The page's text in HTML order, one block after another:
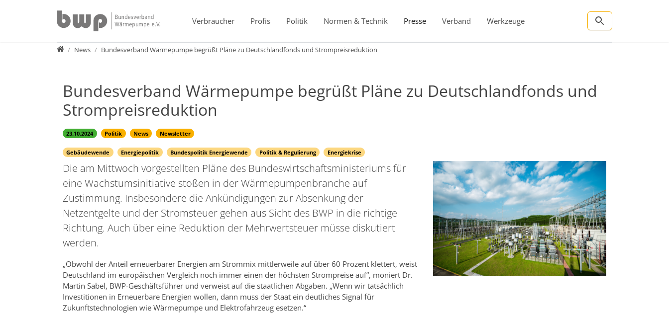
Verbraucher
Profis Politik Normen & Technik Presse Verband Werkzeuge
PresseNews Bundesverband Wärmepumpe begrüßt Pläne zu Deutschlandfonds und Strompreisreduktion
Bundesverband Wärmepumpe begrüßt Pläne zu Deutschlandfonds und
Strompreisreduktion
23.10.2024 Politik News Newsletter
Gebäudewende Energiepolitik Bundespolitik Energiewende Politik & Regulierung Energiekrise
Die am Mittwoch vorgestellten Pläne des Bundeswirtschaftsministeriums für
eine Wachstumsinitiative stoßen in der Wärmepumpenbranche auf
Zustimmung. Insbesondere die Ankündigungen zur Absenkung der
Netzentgelte und der Stromsteuer gehen aus Sicht des BWP in die richtige
Richtung. Auch über eine Reduktion der Mehrwertsteuer müsse diskutiert
werden.
„Obwohl der Anteil erneuerbarer Energien am Strommix mittlerweile auf über 60 Prozent klettert, weist
Deutschland im europäischen Vergleich noch immer einen der höchsten Strompreise auf“, moniert Dr.
Martin Sabel, BWP-Geschäftsführer und verweist auf die staatlichen Abgaben. „Wenn wir tatsächlich
Investitionen in Erneuerbare Energien wollen, dann muss der Staat ein deutliches Signal für
Zukunftstechnologien wie Wärmepumpe und Elektrofahrzeug esetzen.“